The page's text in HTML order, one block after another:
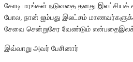
கோடி மரங்கள் நடுவதை தனது
போல, நான் ஐம்பது இலட்சம்
சேவை சென்றுசேர வேண்டும்
இவ்வாறு அவர் பேசினார்